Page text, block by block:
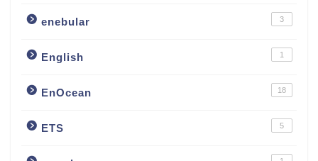
enebular 3
English 1
EnOcean 18
ETS 5